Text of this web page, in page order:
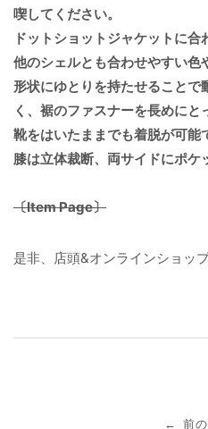
喫してください。
ドットショットジャケットに合
他のシェルとも合わせやすい色
形状にゆとりを持たせることで
く、裾のファスナーを長めにと
靴をはいたままでも着脱が可能
膝は立体裁断、両サイドにポケ
〔Item Page〕
是非、店頭&オンラインショッ
← 前